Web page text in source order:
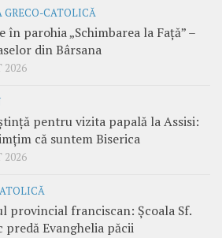
GRECO-CATOLICĂ
în parohia „Schimbarea la Față” –
din Bârsana
2026
pentru vizita papală la Assisi:
că suntem Biserica
2026
provincial franciscan: Școala Sf.
predă Evanghelia păcii